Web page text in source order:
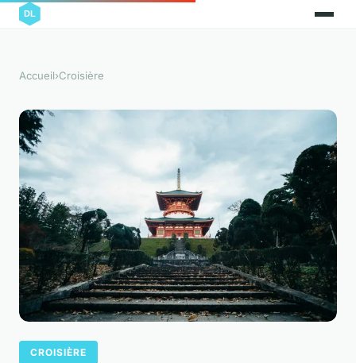
Accueil›Croisière
CROISIÈRE